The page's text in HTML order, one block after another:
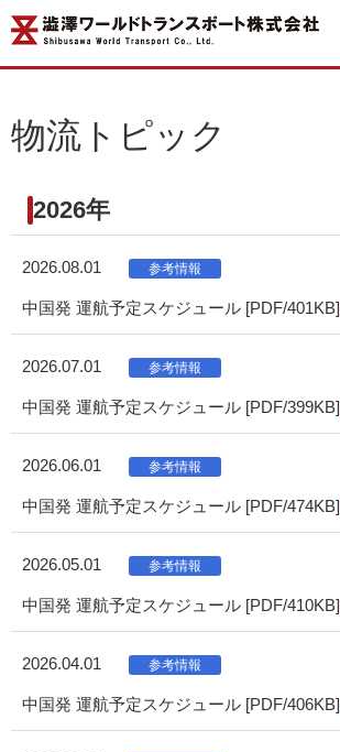
物流トピック
2026年
2026.08.01
中国発 運航予定スケジュール [PDF/401KB]
2026.07.01
中国発 運航予定スケジュール [PDF/399KB]
2026.06.01
中国発 運航予定スケジュール [PDF/474KB]
2026.05.01
中国発 運航予定スケジュール [PDF/410KB]
2026.04.01
中国発 運航予定スケジュール [PDF/406KB]